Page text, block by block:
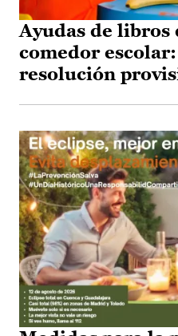
Ayudas de libros
comedor
resolución